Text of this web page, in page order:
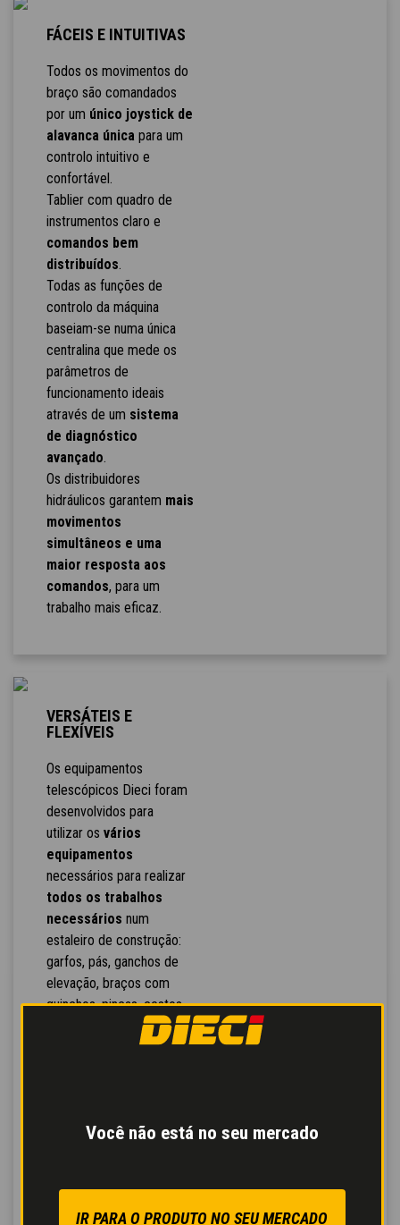
Você não está no seu mercado
IR PARA O PRODUTO NO SEU MERCADO
FÁCEIS E INTUITIVAS
Todos os movimentos do
braço são comandados
por um único joystick de
alavanca única para um
controlo intuitivo e
confortável.
Tablier com quadro de
instrumentos claro e
comandos bem
distribuídos.
Todas as funções de
controlo da máquina
baseiam-se numa única
centralina que mede os
parâmetros de
funcionamento ideais
através de um sistema
de diagnóstico
avançado.
Os distribuidores
hidráulicos garantem mais
movimentos
simultâneos e uma
maior resposta aos
comandos, para um
trabalho mais eficaz.
VERSÁTEIS E
FLEXÍVEIS
Os equipamentos
telescópicos Dieci foram
desenvolvidos para
utilizar os vários
equipamentos
necessários para realizar
todos os trabalhos
necessários num
estaleiro de construção:
garfos, pás, ganchos de
elevação, braços com
guinchos, pinças, cestos
porta-material, baldes de
mistura, conchas para
Reconhecimento
automaticamente